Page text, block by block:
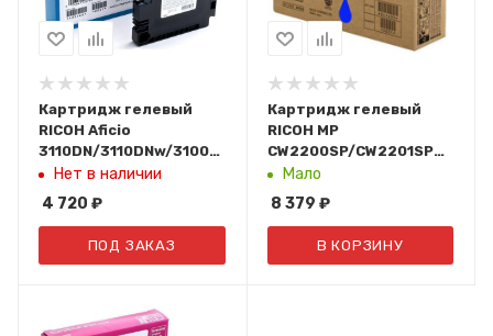
Картридж гелевый
RICOH Aficio
3110DN/3110DNw/3100SNw/3110SFNw/7100DN
cyan 0.6К (405766/type
GC 41CL)
Нет в наличии
4 720 ₽
ПОД ЗАКАЗ
Картридж гелевый
RICOH MP
CW2200SP/CW2201SP
голубой 100 мл./461
стр. тип MP CW2200
841636
Мало
8 379 ₽
В КОРЗИНУ